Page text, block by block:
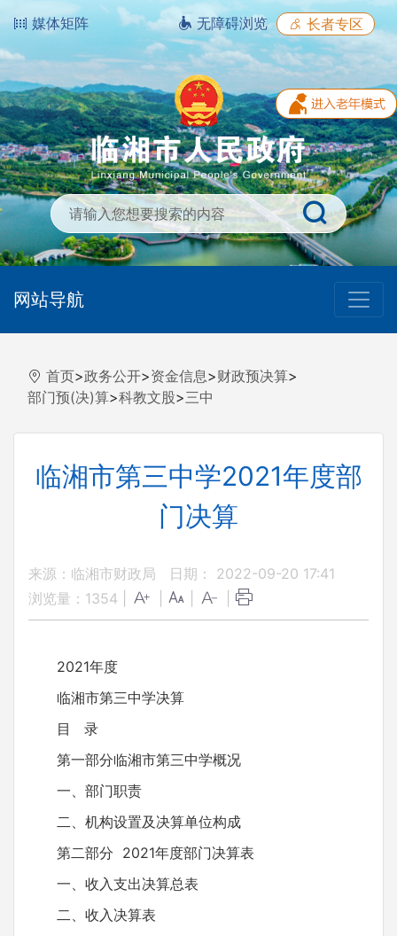
媒体矩阵 无障碍浏览 长者专区
网站导航
首页>政务公开>资金信息>财政预决算>
部门预(决)算>科教文股>三中
临湘市第三中学2021年度部
门决算
来源：临湘市财政局
日期： 2022-09-20 17:41
浏览量： 1354
2021年度
临湘市第三中学决算
目 录
第一部分临湘市第三中学概况
一、部门职责
二、机构设置及决算单位构成
第二部分 2021年度部门决算表
一、收入支出决算总表
二、收入决算表